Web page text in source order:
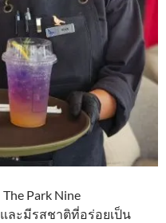
Park Nine
และมีรสชาติที่อร่อยเป็น